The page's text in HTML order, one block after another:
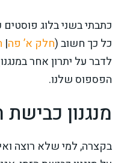
כתבתי בשני בלוג פוסטים
כל כך חשוב (חלק א’ פה|
לדבר על יתרון אחר
הפספוס שלנו.
מנגנון כבישת
בקצרה, למי שלא רוצה